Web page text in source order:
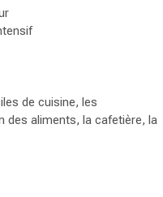
de cuisine, les
des aliments, la cafetière, la